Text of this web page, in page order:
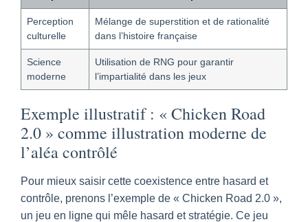
Perception
culturelle
Mélange de superstition et de rationalité
dans l’histoire française
Science
moderne
Utilisation de RNG pour garantir
l’impartialité dans les jeux
Exemple illustratif : « Chicken Road
2.0 » comme illustration moderne de
l’aléa contrôlé
Pour mieux saisir cette coexistence entre hasard et
contrôle, prenons l’exemple de « Chicken Road 2.0 »,
un jeu en ligne qui mêle hasard et stratégie. Ce jeu